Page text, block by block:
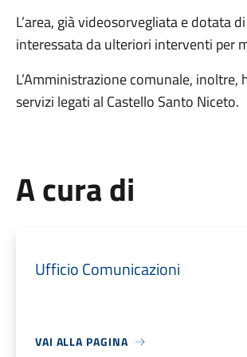
L’area, già videosorvegliata e dotata
interessata da ulteriori interventi per
L’Amministrazione comunale,
servizi legati al Castello Santo Niceto.
A cura di
Ufficio Comunicazioni
VAI ALLA PAGINA